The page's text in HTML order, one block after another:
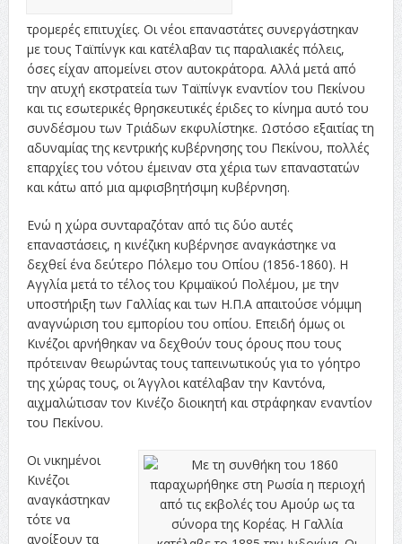
τρομερές επιτυχίες. Οι νέοι επαναστάτες συνεργάστηκαν
με τους Ταϊπίνγκ και κατέλαβαν τις παραλιακές πόλεις,
όσες είχαν απομείνει στον αυτοκράτορα. Αλλά μετά από
την ατυχή εκστρατεία των Ταϊπίνγκ εναντίον του Πεκίνου
και τις εσωτερικές θρησκευτικές έριδες το κίνημα αυτό του
συνδέσμου των Τριάδων εκφυλίστηκε. Ωστόσο εξαιτίας τη
αδυναμίας της κεντρικής κυβέρνησης του Πεκίνου, πολλές
επαρχίες του νότου έμειναν στα χέρια των επαναστατών
και κάτω από μια αμφισβητήσιμη κυβέρνηση.
Ενώ η χώρα συνταραζόταν από τις δύο αυτές
επαναστάσεις, η κινέζικη κυβέρνησε αναγκάστηκε να
δεχθεί ένα δεύτερο Πόλεμο του Οπίου (1856-1860). Η
Αγγλία μετά το τέλος του Κριμαϊκού Πολέμου, με την
υποστήριξη των Γαλλίας και των Η.Π.Α απαιτούσε νόμιμη
αναγνώριση του εμπορίου του οπίου. Επειδή όμως οι
Κινέζοι αρνήθηκαν να δεχθούν τους όρους που τους
πρότειναν θεωρώντας τους ταπεινωτικούς για το γόητρο
της χώρας τους, οι Άγγλοι κατέλαβαν την Καντόνα,
αιχμαλώτισαν τον Κινέζο διοικητή και στράφηκαν εναντίον
του Πεκίνου.
Οι νικημένοι
Κινέζοι
αναγκάστηκαν
τότε να
ανοίξουν τα